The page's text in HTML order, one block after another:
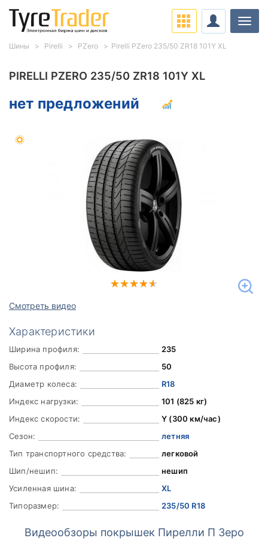
PIRELLI PZERO 235/50 ZR18 101Y XL
нет предложений
Смотреть видео
Характеристики
Ширина профиля:
235
Высота профиля:
50
Диаметр колеса:
R18
Индекс нагрузки:
101 (825 кг)
Индекс скорости:
Y (300 км/час)
Сезон:
летняя
Тип транспортного средства:
легковой
Шип/нешип:
нешип
Усиленная шина:
XL
Типоразмер:
235/50 R18
Видеообзоры покрышек Пирелли П Зеро
Шины Pirelli PZero Pirelli PZero 235/50 ZR18 101Y XL